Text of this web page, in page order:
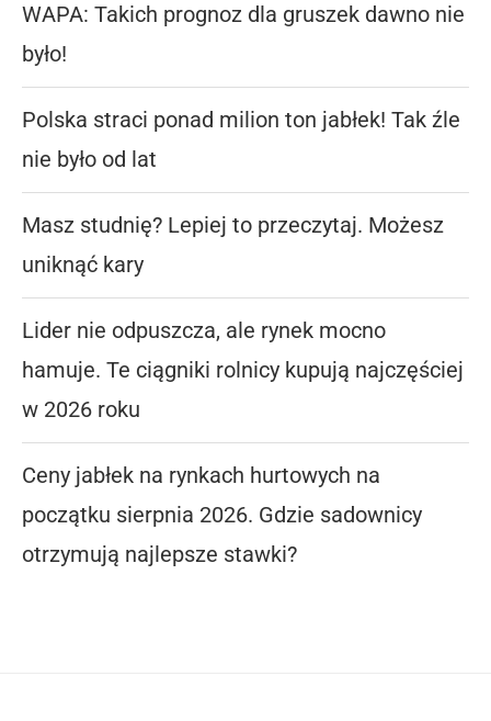
WAPA: Takich prognoz dla gruszek dawno nie
było!
Polska straci ponad milion ton jabłek! Tak źle
nie było od lat
Masz studnię? Lepiej to przeczytaj. Możesz
uniknąć kary
Lider nie odpuszcza, ale rynek mocno
hamuje. Te ciągniki rolnicy kupują najczęściej
w 2026 roku
Ceny jabłek na rynkach hurtowych na
początku sierpnia 2026. Gdzie sadownicy
otrzymują najlepsze stawki?